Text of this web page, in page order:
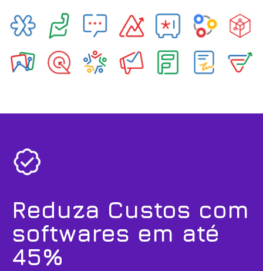
Reduza Custos com
softwares em até
45%